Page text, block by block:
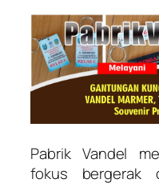
Pabrik Vandel
fokus bergerak